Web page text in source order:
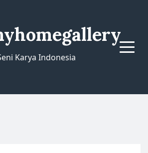
Karya Indonesia
Menu